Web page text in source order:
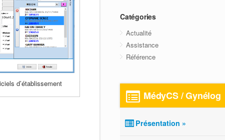
d’établissement
Catégories
Actualité
Assistance
Référence
MédyCS / Gynélog
Présentation »